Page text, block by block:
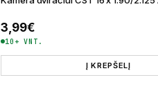
3,99€
10+ VNT.
Į KREPŠELĮ